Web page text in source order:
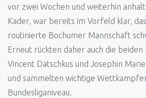
vor zwei Wochen und weiterhin
Kader, war bereits im Vorfeld klar,
routinierte Bochumer Mannschaft
Erneut rückten daher auch die beiden
Vincent Datschkus und Josephin
und sammelten wichtige
Bundesliganiveau.